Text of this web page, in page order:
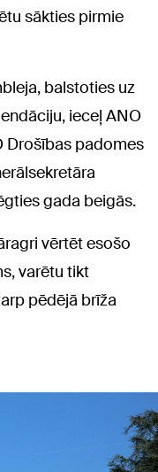
sākties pirmie
balstoties uz
ieceļ ANO
Drošības padomes
gada beigās.
vērtēt esošo
varētu tikt
pēdējā brīža